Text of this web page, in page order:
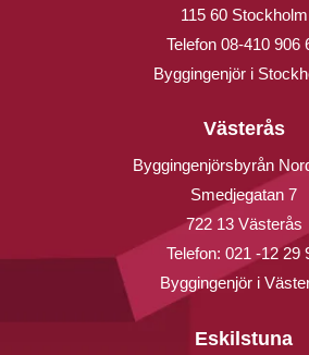
115 60 Stockholm
Telefon 08-410 906
Byggingenjör i
Västerås
Byggingenjörsbyrån
Smedjegatan 7
722 13 Västerås
Telefon: 021 -12 29
Byggingenjör i
Eskilstuna